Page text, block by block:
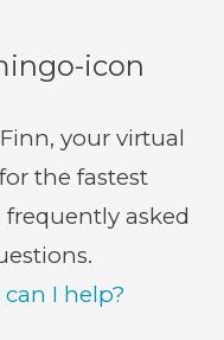
your virtual
the fastest
frequently asked
I help?